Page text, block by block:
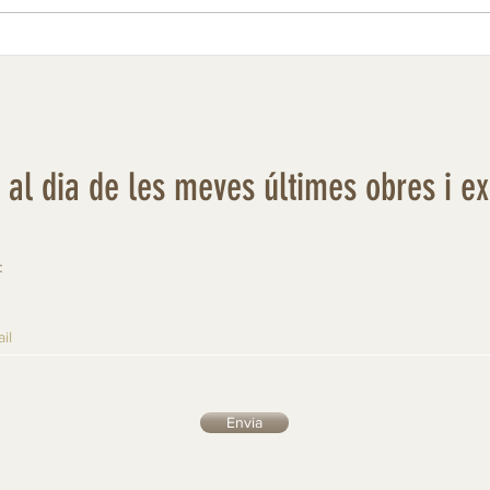
Envia
al dia de les meves últimes obres i